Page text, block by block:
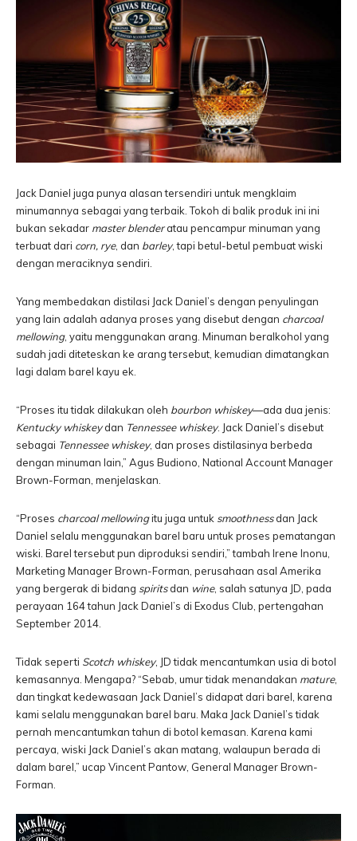
Jack Daniel juga punya alasan tersendiri untuk mengklaim
minumannya sebagai yang terbaik. Tokoh di balik produk ini ini
bukan sekadar master blenderatau pencampur minuman yang
terbuat dari corn, rye, dan barley, tapi betul-betul pembuat wiski
dengan meraciknya sendiri.
Yang membedakan distilasi Jack Daniel’s dengan penyulingan
yang lain adalah adanya proses yang disebut dengan charcoal
mellowing, yaitu menggunakan arang. Minuman beralkohol yang
sudah jadi diteteskan ke arang tersebut, kemudian dimatangkan
lagi dalam barel kayu ek.
“Proses itu tidak dilakukan oleh bourbon whiskey—ada dua jenis:
Kentucky whiskeydan Tennessee whiskey. Jack Daniel’s disebut
sebagai Tennessee whiskey, dan proses distilasinya berbeda
dengan minuman lain,” Agus Budiono, National Account Manager
Brown-Forman, menjelaskan.
“Proses charcoal mellowingitu juga untuk smoothnessdan Jack
Daniel selalu menggunakan barel baru untuk proses pematangan
wiski. Barel tersebut pun diproduksi sendiri,” tambah Irene Inonu,
Marketing Manager Brown-Forman, perusahaan asal Amerika
yang bergerak di bidang spiritsdan wine, salah satunya JD, pada
perayaan 164 tahun Jack Daniel’s di Exodus Club, pertengahan
September 2014.
Tidak seperti Scotch whiskey, JD tidak mencantumkan usia di botol
kemasannya. Mengapa? “Sebab, umur tidak menandakan mature,
dan tingkat kedewasaan Jack Daniel’s didapat dari barel, karena
kami selalu menggunakan barel baru. Maka Jack Daniel’s tidak
pernah mencantumkan tahun di botol kemasan. Karena kami
percaya, wiski Jack Daniel’s akan matang, walaupun berada di
dalam barel,” ucap Vincent Pantow, General Manager Brown-
Forman.